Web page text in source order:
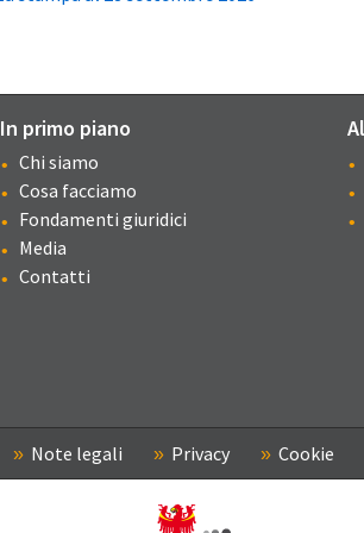
In primo piano
Chi siamo
Cosa facciamo
Fondamenti giuridici
Media
Contatti
Note legali Privacy Cookie